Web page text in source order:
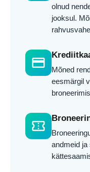
olnud
jooksul.
credit_card
Mõned
eesmärgil
confirmation_number
andmeid ja